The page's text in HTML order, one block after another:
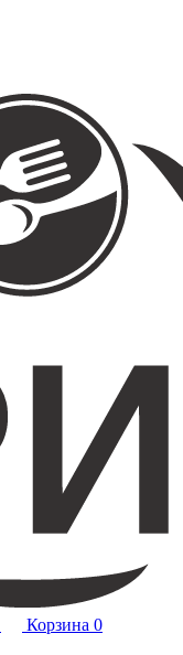
Корзина 0